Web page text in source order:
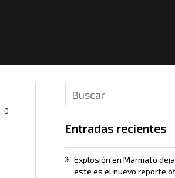
0
Entradas recientes
Explosión en Marmato
este es el nuevo reporte